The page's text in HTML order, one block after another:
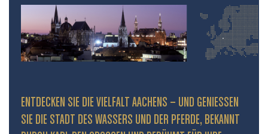
ENTDECKEN SIE DIE VIELFALT AACHENS – UND GENIESSEN S
IE DIE STADT DES WASSERS UND DER PFERDE, BEKANNT D